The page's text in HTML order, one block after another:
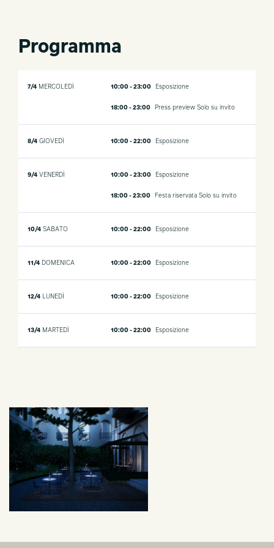
Programma
7/4 MERCOLEDÌ 10:00 - 23:00 Esposizione
18:00 - 23:00 Press preview Solo su invito
8/4 GIOVEDÌ 10:00 - 22:00 Esposizione
9/4 VENERDÌ 10:00 - 23:00 Esposizione
18:00 - 23:00 Festa riservata Solo su invito
10/4 SABATO 10:00 - 22:00 Esposizione
11/4 DOMENICA 10:00 - 22:00 Esposizione
12/4 LUNEDÌ 10:00 - 22:00 Esposizione
13/4 MARTEDÌ 10:00 - 22:00 Esposizione